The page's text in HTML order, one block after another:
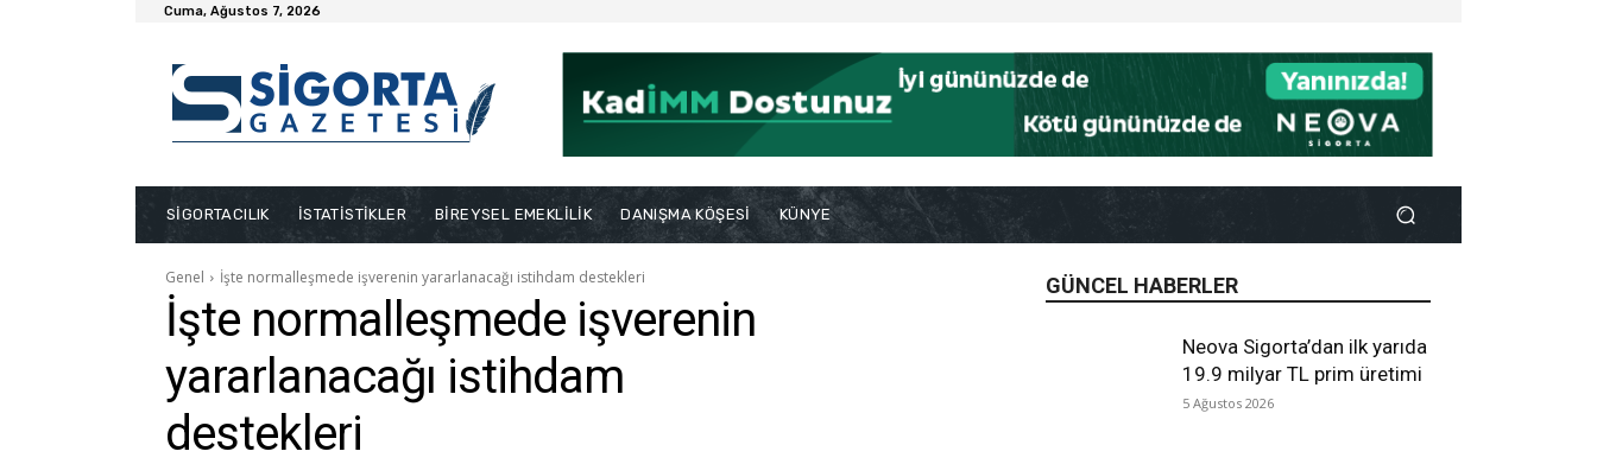
Cuma, Ağustos 7, 2026
SİGORTACILIK İSTATİSTİKLER BİREYSEL EMEKLİLİK DANIŞMA KÖŞESİ KÜNYE
GÜNCEL HABERLER
Neova Sigorta’dan ilk yarıda
19.9 milyar TL prim üretimi
5 Ağustos 2026
Genel İşte normalleşmede işverenin yararlanacağı istihdam destekleri
İşte normalleşmede işverenin
yararlanacağı istihdam
destekleri